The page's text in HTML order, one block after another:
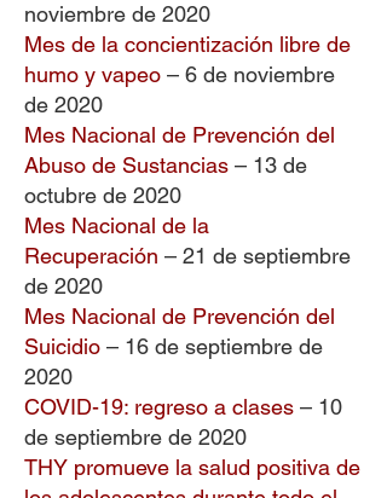
noviembre de 2020
Mes de la concientización libre de
humo y vapeo – 6 de noviembre
de 2020
Mes Nacional de Prevención del
Abuso de Sustancias – 13 de
octubre de 2020
Mes Nacional de la
Recuperación – 21 de septiembre
de 2020
Mes Nacional de Prevención del
Suicidio – 16 de septiembre de
2020
COVID-19: regreso a clases – 10
de septiembre de 2020
THY promueve la salud positiva de